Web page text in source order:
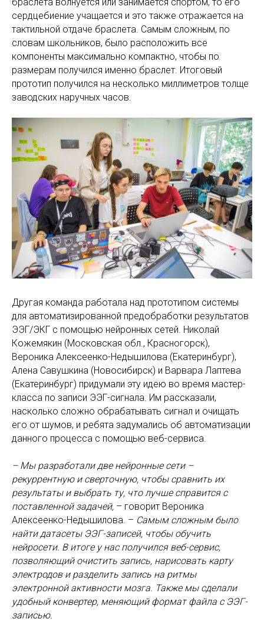
сердцебиение учащается и это также отражается на
тактильной отдаче браслета. Самым сложным, по
словам школьников, было расположить все
компоненты максимально компактно, чтобы по
размерам получился именно браслет. Итоговый
прототип получился на несколько миллиметров толще
заводских наручных часов.
Другая команда работала над прототипом системы
для автоматизированной предобработки результатов
ЭЭГ/ЭКГ с помощью нейронных сетей. Николай
Кожемякин (Московская обл., Красногорск),
Вероника Алексеенко-Недышилова (Екатеринбург),
Алена Савушкина (Новосибирск) и Варвара Лаптева
(Екатеринбург) придумали эту идею во время мастер-
класса по записи ЭЭГ-сигнала. Им рассказали,
насколько сложно обрабатывать сигнал и очищать
его от шумов, и ребята задумались об автоматизации
данного процесса с помощью веб-сервиса.
– Мы разработали две нейронные сети –
рекуррентную и сверточную, чтобы сравнить их
результаты и выбрать ту, что лучше справится с
поставленной задачей, – говорит Вероника
Алексеенко-Недышилова. – Самым сложным было
найти датасеты ЭЭГ-записей, чтобы обучить
нейросети. В итоге у нас получился веб-сервис,
позволяющий очистить запись, нарисовать карту
электродов и разделить запись на ритмы
электронной активности мозга. Также мы сделали
удобный конвертер, меняющий формат файла с ЭЭГ-
записью.